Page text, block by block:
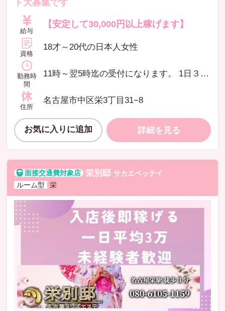
ト大募集です
給与
【安定して30,000円以上稼げます】
資格
18才～20代の日本人女性
勤務時
間
11時～翌5時迄の受付になります。 1日３時間から貴女の ご都合の良い時間で出勤して頂けます。
住所
名古屋市中区栄3丁目31−8
お気に入りに追加 詳細を見る
栄別邸 サカエベッテイ
ルーム型
栄